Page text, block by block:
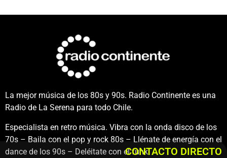
La mejor música de los 80s y 90s. Radio Continente es una
Radio de La Serena para todo Chile.
Especialista en retro música. Vibra con la onda disco de los
70s – Baila con el pop y rock 80s – Llénate de energía con el
dance de los 90s – Deléitate con el funk.CONTACTO DIRECTO